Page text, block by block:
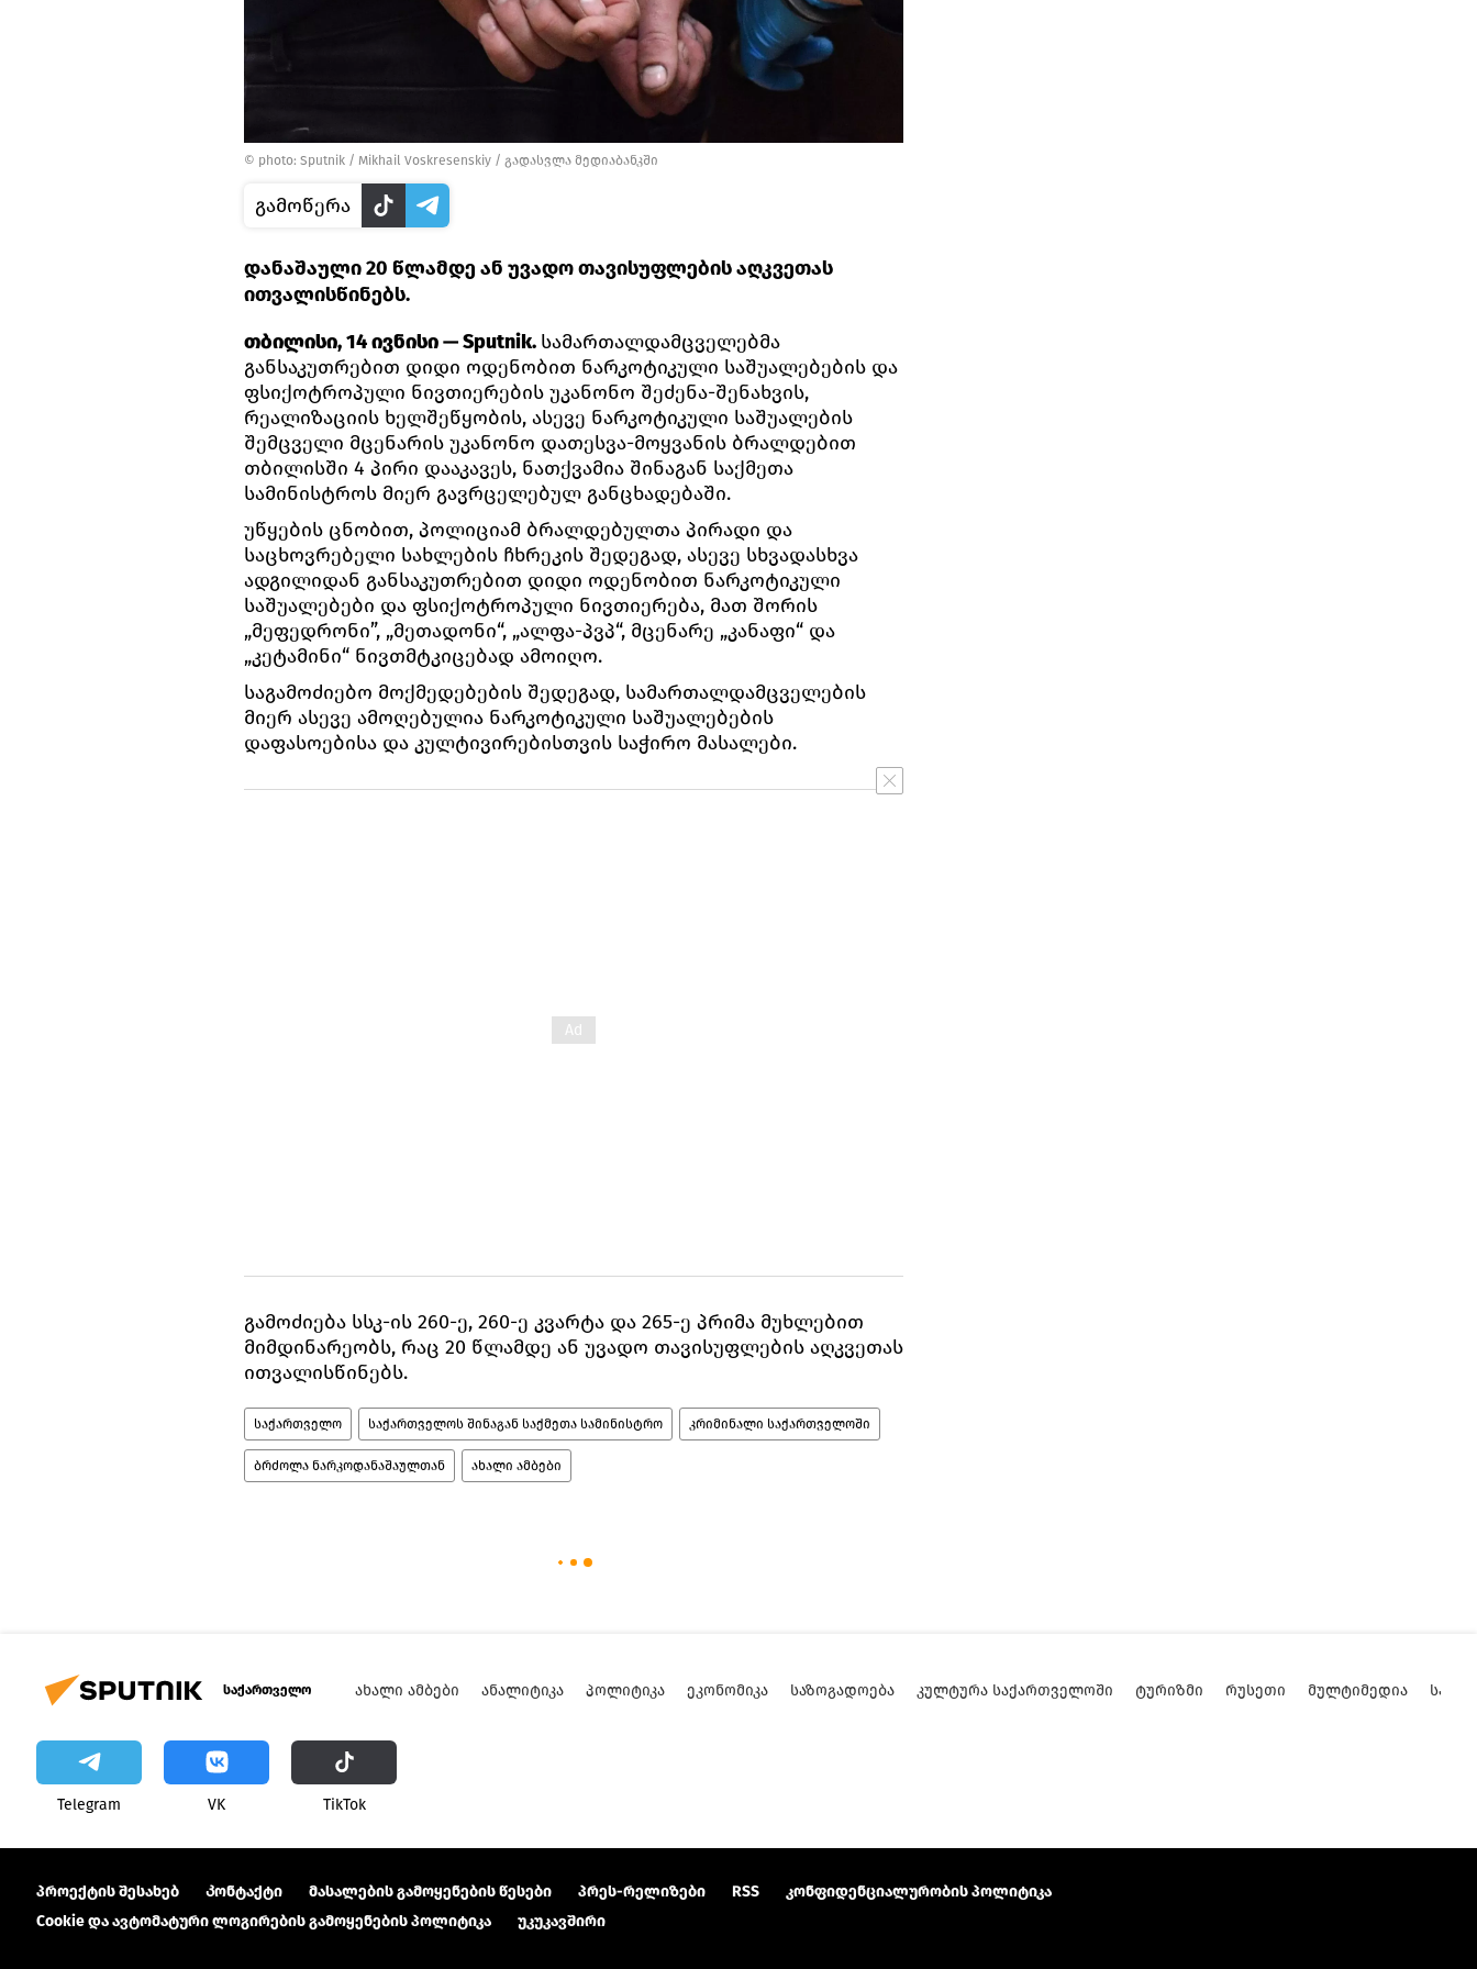
© photo: Sputnik / Mikhail Voskresenskiy / გადასვლა მედიაბანკში
გამოწერა
დანაშაული 20 წლამდე ან უვადო თავისუფლების აღკვეთას
ითვალისწინებს.
თბილისი, 14 ივნისი — Sputnik. სამართალდამცველებმა
განსაკუთრებით დიდი ოდენობით ნარკოტიკული საშუალებების და
ფსიქოტროპული ნივთიერების უკანონო შეძენა-შენახვის,
რეალიზაციის ხელშეწყობის, ასევე ნარკოტიკული საშუალების
შემცველი მცენარის უკანონო დათესვა-მოყვანის ბრალდებით
თბილისში 4 პირი დააკავეს, ნათქვამია შინაგან საქმეთა
სამინისტროს მიერ გავრცელებულ განცხადებაში.
უწყების ცნობით, პოლიციამ ბრალდებულთა პირადი და
საცხოვრებელი სახლების ჩხრეკის შედეგად, ასევე სხვადასხვა
ადგილიდან განსაკუთრებით დიდი ოდენობით ნარკოტიკული
საშუალებები და ფსიქოტროპული ნივთიერება, მათ შორის
„მეფედრონი”, „მეთადონი“, „ალფა-პვპ“, მცენარე „კანაფი“ და
„კეტამინი“ ნივთმტკიცებად ამოიღო.
საგამოძიებო მოქმედებების შედეგად, სამართალდამცველების
მიერ ასევე ამოღებულია ნარკოტიკული საშუალებების
დაფასოებისა და კულტივირებისთვის საჭირო მასალები.
გამოძიება სსკ-ის 260-ე, 260-ე კვარტა და 265-ე პრიმა მუხლებით
მიმდინარეობს, რაც 20 წლამდე ან უვადო თავისუფლების აღკვეთას
ითვალისწინებს.
საქართველო საქართველოს შინაგან საქმეთა სამინისტრო კრიმინალი საქართველოში
ბრძოლა ნარკოდანაშაულთან ახალი ამბები
საქართველო ᲐᲮᲐᲚᲘ ᲐᲛᲑᲔᲑᲘ ᲐᲜᲐᲚᲘᲢᲘᲙᲐ ᲞᲝᲚᲘᲢᲘᲙᲐ ᲔᲙᲝᲜᲝᲛᲘᲙᲐ ᲡᲐᲖᲝᲒᲐᲓᲝᲔᲑᲐ ᲙᲣᲚᲢᲣᲠᲐ ᲡᲐᲥᲐᲠᲗᲕᲔᲚᲝᲨᲘ ᲢᲣᲠᲘᲖᲛᲘ ᲠᲣᲡᲔᲗᲘ ᲛᲣᲚᲢᲘᲛᲔᲓᲘᲐ
Telegram VK ТikТоk
პროექტის შესახებ Კონტაქტი მასალების გამოყენების წესები პრეს-რელიზები RSS
კონფიდენციალურობის პოლიტიკა
Cookie და ავტომატური ლოგირების გამოყენების პოლიტიკა
უკუკავშირი